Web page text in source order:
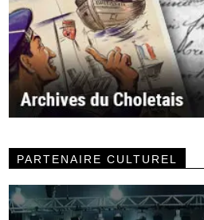
PARTENAIRE CULTUREL